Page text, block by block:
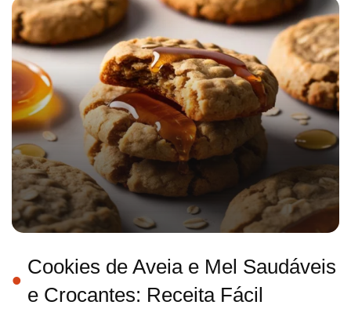
Cookies de Aveia e Mel Saudáveis
e Crocantes: Receita Fácil